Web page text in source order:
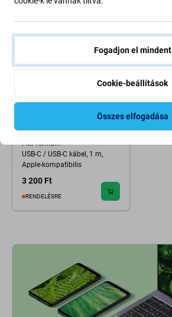
RAKTÁRON 10+ db
FixPremium
USB-C / USB-C kábel, 1 m,
Apple-kompatibilis
3 200 Ft
RENDELÉSRE
Fogadjon el mindent
Cookie-beállítások
Összes elfogadása